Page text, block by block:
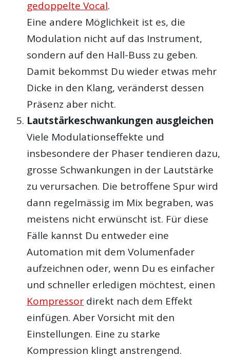
gedoppelte Vocal.
Eine andere Möglichkeit ist es, die
Modulation nicht auf das Instrument,
sondern auf den Hall-Buss zu geben.
Damit bekommst Du wieder etwas mehr
Dicke in den Klang, veränderst dessen
Präsenz aber nicht.
Lautstärkeschwankungen ausgleichen
Viele Modulationseffekte und
insbesondere der Phaser tendieren dazu,
grosse Schwankungen in der Lautstärke
zu verursachen. Die betroffene Spur wird
dann regelmässig im Mix begraben, was
meistens nicht erwünscht ist. Für diese
Fälle kannst Du entweder eine
Automation mit dem Volumenfader
aufzeichnen oder, wenn Du es einfacher
und schneller erledigen möchtest, einen
Kompressor direkt nach dem Effekt
einfügen. Aber Vorsicht mit den
Einstellungen. Eine zu starke
Kompression klingt anstrengend.